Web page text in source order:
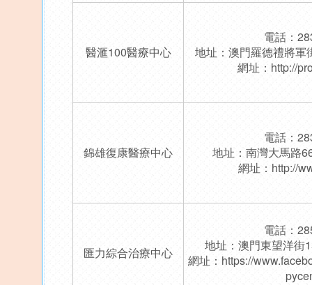
醫滙100醫療中心
電話：
地址：澳門羅德禮將
網址： http://
錦雄復康醫療中心
電話：
地址：南灣大馬路
網址： http://
匯力綜合治療中心
電話：
地址：澳門東望洋街
網址： https://